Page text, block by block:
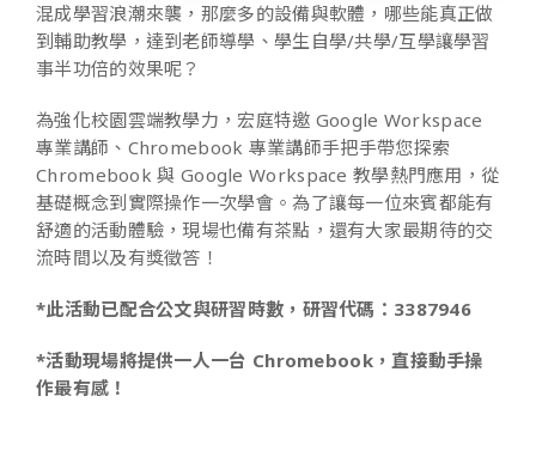
混成學習浪潮來襲，那麼多的設備與軟體，哪些能真正做
到輔助教學，達到老師導學、學生自學/共學/互學讓學習
事半功倍的效果呢？
為強化校園雲端教學力，宏庭特邀 Google Workspace
專業講師、Chromebook 專業講師手把手帶您探索
Chromebook 與 Google Workspace 教學熱門應用，從
基礎概念到實際操作一次學會。為了讓每一位來賓都能有
舒適的活動體驗，現場也備有茶點，還有大家最期待的交
流時間以及有獎徵答！
*此活動已配合公文與研習時數，研習代碼：3387946
*活動現場將提供一人一台 Chromebook，直接動手操
作最有感！